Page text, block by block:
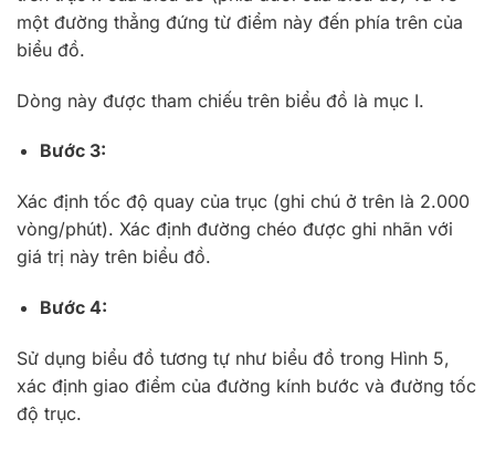
một đường thẳng đứng từ điểm này đến phía trên của
biểu đồ.
Dòng này được tham chiếu trên biểu đồ là mục I.
Bước 3:
Xác định tốc độ quay của trục (ghi chú ở trên là 2.000
vòng/phút). Xác định đường chéo được ghi nhãn với
giá trị này trên biểu đồ.
Bước 4:
Sử dụng biểu đồ tương tự như biểu đồ trong Hình 5,
xác định giao điểm của đường kính bước và đường tốc
độ trục.